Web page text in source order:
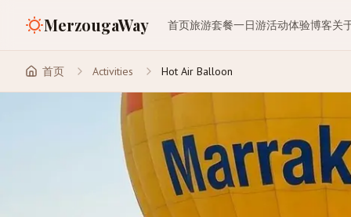
MerzougaWay 首页旅游套餐一日游活动体验博客关
首页 Activities Hot Air Balloon